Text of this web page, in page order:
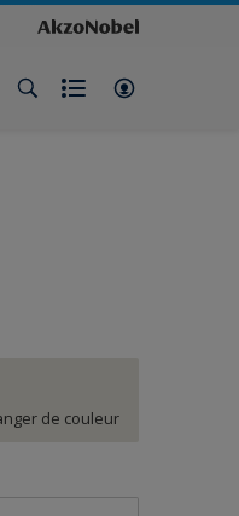
de couleur